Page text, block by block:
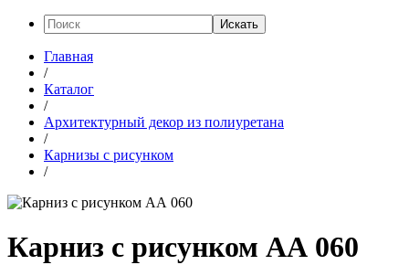
Искать
Главная
/
Каталог
/
Архитектурный декор из полиуретана
/
Карнизы с рисунком
/
Карниз с рисунком АА 060